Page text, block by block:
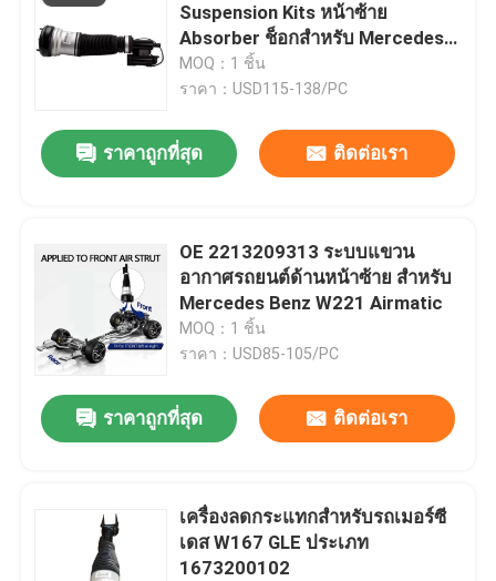
บ้าน
Suspension Kits หน้าซ้าย
Absorber ช็อกสําหรับ Mercedes-
Benz W220 4MATIC
MOQ：1 ชิ้น
ราคา：USD115-138/PC
ราคาถูกที่สุด ติดต่อเรา
OE 2213209313 ระบบแขวน
อากาศรถยนต์ด้านหน้าซ้าย สําหรับ
Mercedes Benz W221 Airmatic
MOQ：1 ชิ้น
ราคา：USD85-105/PC
ราคาถูกที่สุด ติดต่อเรา
เครื่องลดกระแทกสําหรับรถเมอร์ซี
เดส W167 GLE ประเภท
1673200102